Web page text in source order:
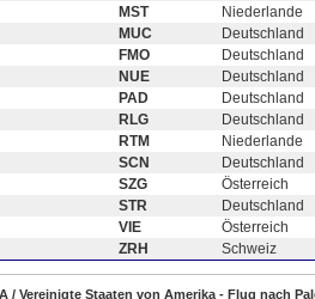
MST
Niederlande
MUC
Deutschland
FMO
Deutschland
NUE
Deutschland
PAD
Deutschland
RLG
Deutschland
RTM
Niederlande
SCN
Deutschland
SZG
Österreich
STR
Deutschland
VIE
Österreich
ZRH Schweiz
/ Vereinigte Staaten von Amerika - Flug nach